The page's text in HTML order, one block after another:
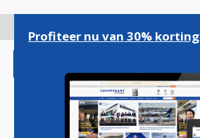
gaan
Profiteer nu van 30% korting